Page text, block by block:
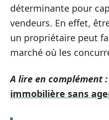
déterminante pour
vendeurs. En effet,
un propriétaire peut
marché où les
A lire en complément :
immobilière sans